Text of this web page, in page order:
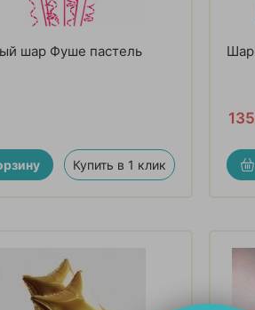
шар Фуше пастель
Купить в 1 клик
135